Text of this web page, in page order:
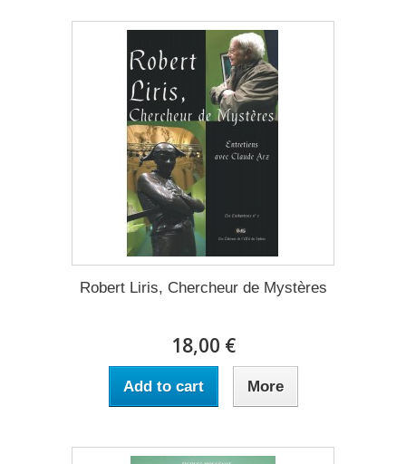
Robert Liris, Chercheur de Mystères
18,00 €
Add to cart More